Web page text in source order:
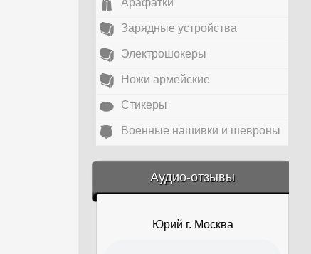
Арафатки
Зарядные устройства
Электрошокеры
Ножи армейские
Стикеры
Военные нашивки и шевроны
Аудио-отзывы
&amp;nbsp;
Юрий г. Москва